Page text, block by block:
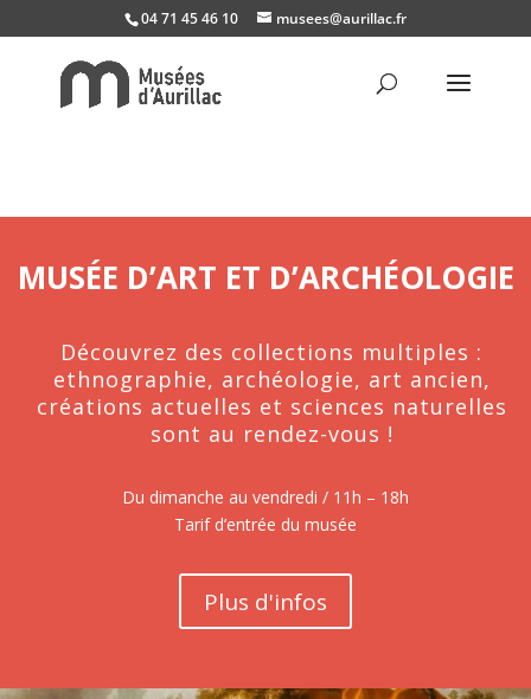
04 71 45 46 10 musees@aurillac.fr
MUSÉE D’ART ET D’ARCHÉOLOGIE
Découvrez des collections multiples :
ethnographie, archéologie, art ancien,
créations actuelles et sciences naturelles
sont au rendez-vous !
Du dimanche au vendredi / 11h – 18h
Tarif d’entrée du musée
Plus d'infos